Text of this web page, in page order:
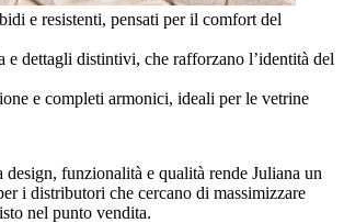
e resistenti, pensati per il comfort del
e dettagli distintivi, che rafforzano l’identità del
e completi armonici, ideali per le vetrine
funzionalità e qualità rende Juliana un
i distributori che cercano di massimizzare
nel punto vendita.